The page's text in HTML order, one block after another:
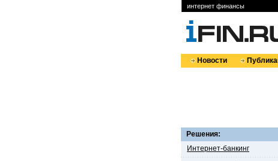
интернет финансы
Новости
Решения:
Интернет-банкинг